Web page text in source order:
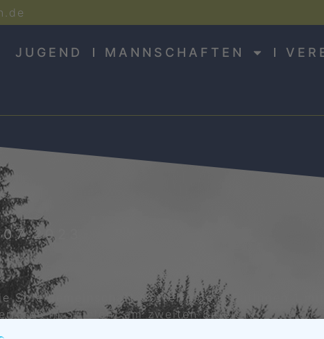
JUGEND MANNSCHAFTEN
Spielgemeinschaft Göttelfingen/ Eutingen 1
in Spielen) am zweiten Spieltag, durften